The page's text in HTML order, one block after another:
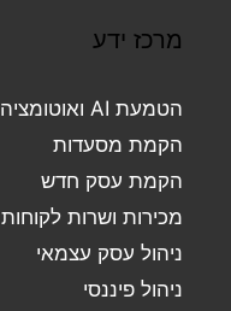
מרכז ידע
הטמעת AI ואוטומציה
הקמת מסעדות
הקמת עסק חדש
מכירות ושרות לקוחות
ניהול עסק עצמאי
ניהול פיננסי